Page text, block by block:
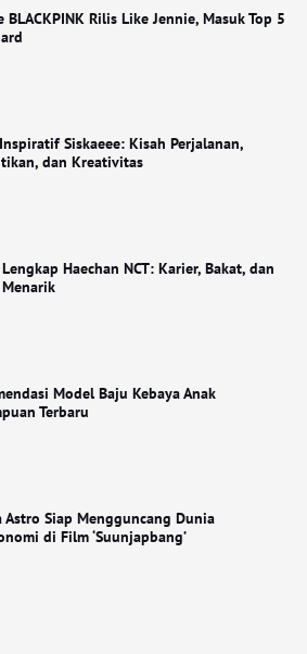
BLACKPINK Rilis Like Jennie, Masuk Top 5
Siskaeee: Kisah Perjalanan,
dan Kreativitas
Haechan NCT: Karier, Bakat, dan
Model Baju Kebaya Anak
Terbaru
Astro Siap Mengguncang Dunia
di Film ‘Suunjapbang’